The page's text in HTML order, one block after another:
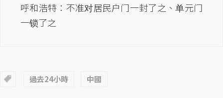
呼和浩特：不准对居民户门一封了之、单元门
一锁了之
過去24小時 中國